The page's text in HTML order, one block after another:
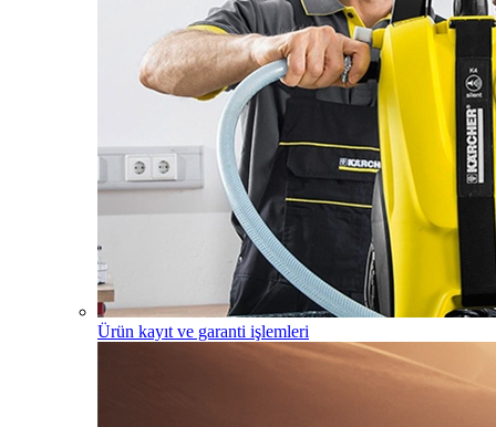
Ürün kayıt ve garanti işlemleri